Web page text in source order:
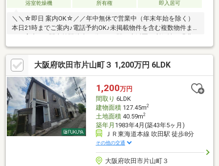
浴室乾燥機 所有権 即入居可
＼＼☆即日 案内OK☆／／年中無休で営業中（年末年始を除く）
本日21時までご案内♪電話予約OK♪未掲載物件を含む複数物件まと
な落ち着いた住環境が魅力の戸建です◎「8K」の豊富な部屋数に
加え、20.6帖の大容量の屋根裏収納付き！お子様の成長に合わせ
た子供部屋の確保や、在宅ワーク、趣味の部屋など自由自在にレ
イアウト可能です♪リフォーム・リノベーションプランご用意でき
ます！事例を見ながらのご相談もOK！お気軽にご相談ください♪
中古物件の気になるポイントも専門スタッフが分かりやすく丁寧
にご説明・サポートいたします！
大阪府吹田市片山町３ 1,200万円 6LDK
1,200万円
間取り 6LDK
建物面積127.45m2
土地面積40.59m2
築年月 1983年4月(築43年5ヶ月)
ＪＲ東海道本線 吹田駅 徒歩8分
その他の交通
大阪府吹田市片山町３